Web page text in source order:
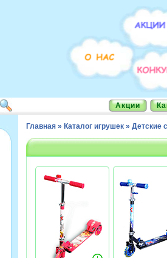
Акции
Главная » Каталог игрушек » Детские